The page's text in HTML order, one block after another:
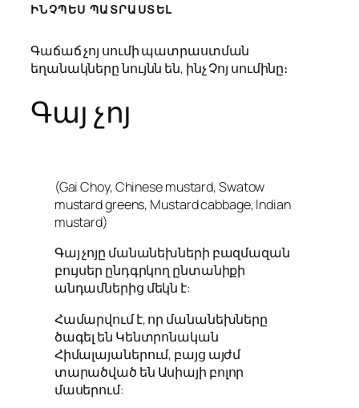
ԻՆՉՊԵՍ ՊԱՏՐԱՍՏԵԼ
Գաճաճ չոյ սումի պատրաստման
եղանակները նույնն են, ինչ Չոյ սումինը։
Գայ չոյ
(Gai Choy, Chinese mustard, Swatow
mustard greens, Mustard cabbage, Indian
mustard)
Գայ չոյը մանանեխների բազմազան
բույսեր ընդգրկող ընտանիքի
անդամներից մեկն է:
Համարվում է, որ մանանեխները
ծագել են Կենտրոնական
Հիմալայաներում, բայց այժմ
տարածված են Ասիայի բոլոր
մասերում: